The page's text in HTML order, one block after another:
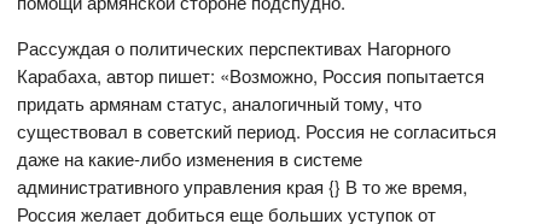
Рассуждая о политических перспективах Нагорного
Карабаха, автор пишет: «Возможно, Россия попытается
придать армянам статус, аналогичный тому, что
существовал в советский период. Россия не согласиться
даже на какие-либо изменения в системе
административного управления края {} В то же время,
Россия желает добиться еще больших уступок от